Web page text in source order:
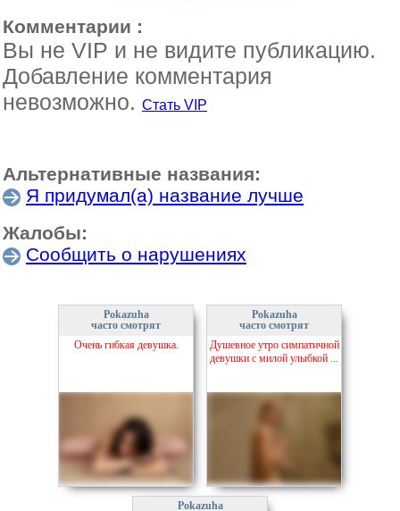
Комментарии :
Вы не VIP и не видите публикацию.
Добавление комментария
невозможно. Стать VIP
Альтернативные названия:
Я придумал(а) название лучше
Жалобы:
Сообщить о нарушениях
Pokazuha
часто смотрят
Очень гибкая девушка.
Pokazuha
часто смотрят
Душевное утро симпатичной
девушки с милой улыбкой ...
Pokazuha